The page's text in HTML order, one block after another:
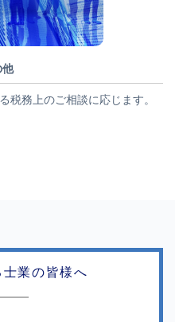
他
税務上のご相談に応じます。
士業の皆様へ